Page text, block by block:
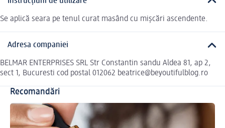
Se aplică seara pe tenul curat masând cu mișcări ascendente.
Adresa companiei
BELMAR ENTERPRISES SRL Str Constantin sandu Aldea 81, ap 2,
sect 1, Bucuresti cod postal 012062 beatrice@beyoutifulblog.ro
Recomandări